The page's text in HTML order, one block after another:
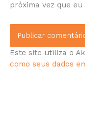
próxima vez que eu
Este site utiliza o
como seus dados